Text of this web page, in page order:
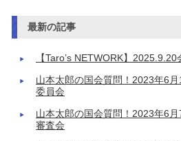
最新の記事
【Taro’s NETWORK】
山本太郎の国会質問！2023年6
委員会
山本太郎の国会質問！2023年6
審査会